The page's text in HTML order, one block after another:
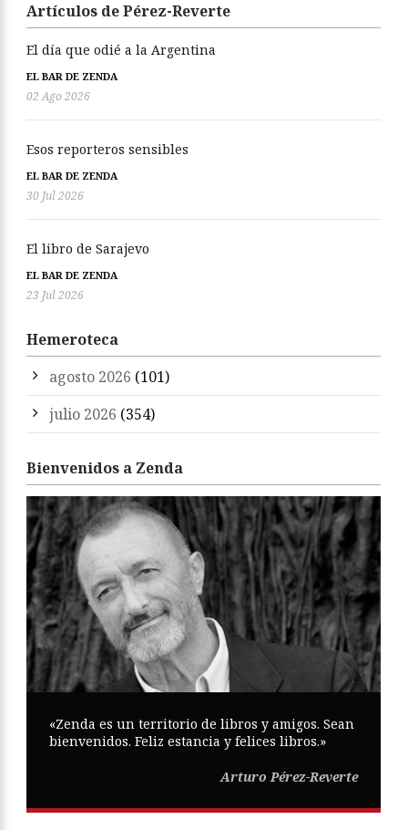
Artículos de Pérez-Reverte
El día que odié a la Argentina
EL BAR DE ZENDA
02 Ago 2026
Esos reporteros sensibles
EL BAR DE ZENDA
30 Jul 2026
El libro de Sarajevo
EL BAR DE ZENDA
23 Jul 2026
Hemeroteca
agosto 2026 (101)
julio 2026 (354)
Bienvenidos a Zenda
«Zenda es un territorio de libros y amigos. Sean
bienvenidos. Feliz estancia y felices libros.»
Arturo Pérez-Reverte